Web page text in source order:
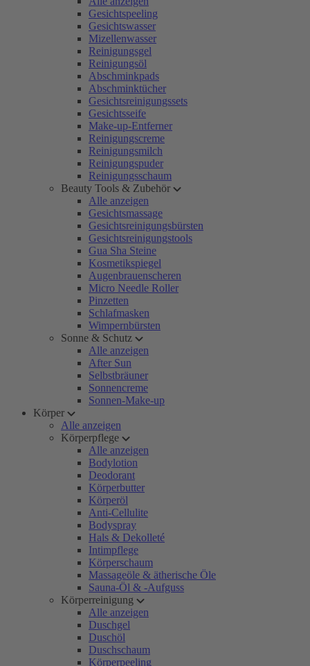
Gesichtspeeling
Gesichtswasser
Mizellenwasser
Reinigungsgel
Reinigungsöl
Abschminkpads
Abschminktücher
Gesichtsreinigungssets
Gesichtsseife
Make-up-Entferner
Reinigungscreme
Reinigungsmilch
Reinigungspuder
Reinigungsschaum
Beauty Tools & Zubehör
Alle anzeigen
Gesichtsmassage
Gesichtsreinigungsbürsten
Gesichtsreinigungstools
Gua Sha Steine
Kosmetikspiegel
Augenbrauenscheren
Micro Needle Roller
Pinzetten
Schlafmasken
Wimpernbürsten
Sonne & Schutz
Alle anzeigen
After Sun
Selbstbräuner
Sonnencreme
Sonnen-Make-up
Körper
Alle anzeigen
Körperpflege
Alle anzeigen
Bodylotion
Deodorant
Körperbutter
Körperöl
Anti-Cellulite
Bodyspray
Hals & Dekolleté
Intimpflege
Körperschaum
Massageöle & ätherische Öle
Sauna-Öl & -Aufguss
Körperreinigung
Alle anzeigen
Duschgel
Duschöl
Duschschaum
Körperpeeling